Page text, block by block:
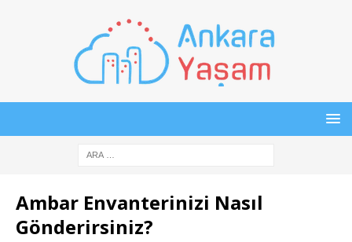
Ambar Envanterinizi Nasıl
Gönderirsiniz?